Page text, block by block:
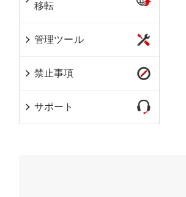
移転
管理ツール
禁止事項
サポート